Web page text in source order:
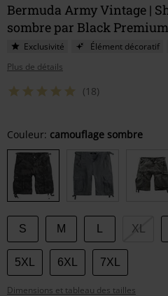
Bermuda Army Vintage |
sombre par Black
Exclusivité Élément décoratif
Plus de détails
(18)
Choisissez
votre
taille
Couleur: camouflage sombre
S M XL
5XL 6XL 7XL
Dimensions et tableau des tailles